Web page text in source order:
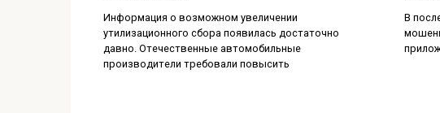
Информация о возможном увеличении
утилизационного сбора появилась достаточно
давно. Отечественные автомобильные
производители требовали повысить
В